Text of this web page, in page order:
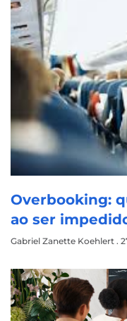
Overbooking:
ao ser
Gabriel Zanette Koehlert